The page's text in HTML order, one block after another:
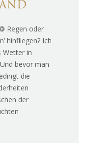
Regen oder
hinfliegen? Ich
Wetter in
bevor man
die
der